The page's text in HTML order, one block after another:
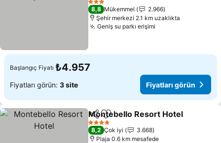
Fiyatları görün
3 Yıldız
8,8 Mükemmel
2.966
Şehir merkezi 2.1 km uzaklıkta
Geniş su parkı erişimi
Başlangıç Fiyatı ₺4.957
Fiyatları görün: 3 site Fiyatları görün
PaylaşFavorilerime ekle
Montebello Resort Hotel
4 Yıldız
8,2 Çok iyi
3.668
Plaja 0.6 km mesafede